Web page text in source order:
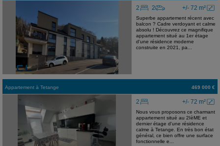
+/- 72 m²
2 2
Superbe appartement récent avec
balcon ? Cadre verdoyant et calme
absolu ! Découvrez ce magnifique
appartement situé au 1er étage
d'une résidence moderne
construite en 2021, pa...
Appartement à Tetange 469 000 €
+/- 72 m²
2
Nous vous proposons ce charmant
appartement situé au 2IèME et
dernier étage d'une résidence
calme à Tetange. En très bon état
général, ce bien offre une surface
fonctionnelle e...